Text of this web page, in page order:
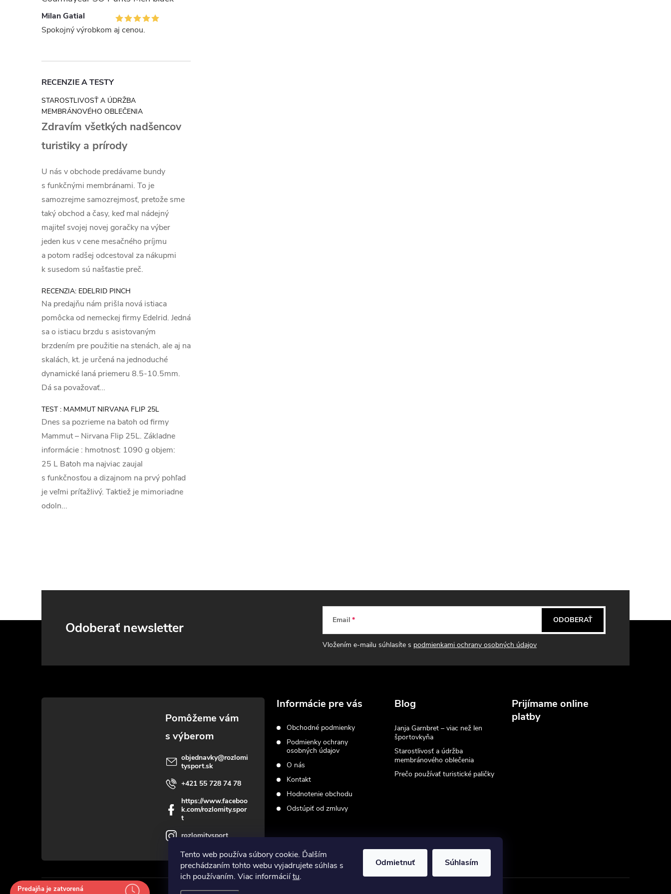
Tento web používa súbory cookie. Ďalším
prechádzaním tohto webu vyjadrujete súhlas s
ich používaním. Viac informáciítu.
Odmietnuť Súhlasím
Milan Gatial
Spokojný výrobkom aj cenou.
RECENZIE A TESTY
STAROSTLIVOSŤ A ÚDRŽBA
MEMBRÁNOVÉHO OBLEČENIA
Zdravím všetkých nadšencov
turistiky a prírody
U nás v obchode predávame bundy
s funkčnými membránami. To je
samozrejme samozrejmosť, pretože sme
taký obchod a časy, keď mal nádejný
majiteľ svojej novej goračky na výber
jeden kus v cene mesačného príjmu
a potom radšej odcestoval za nákupmi
k susedom sú našťastie preč.
RECENZIA: EDELRID PINCH
Na predajňu nám prišla nová istiaca
pomôcka od nemeckej firmy Edelrid. Jedná
sa o istiacu brzdu s asistovaným
brzdením pre použitie na stenách, ale aj na
skalách, kt. je určená na jednoduché
dynamické laná priemeru 8.5-10.5mm.
Dá sa považovať...
TEST : MAMMUT NIRVANA FLIP 25L
Dnes sa pozrieme na batoh od firmy
Mammut – Nirvana Flip 25L. Základne
informácie : hmotnosť: 1090 g objem:
25 L Batoh ma najviac zaujal
s funkčnosťou a dizajnom na prvý pohľad
je veľmi príťažlivý. Taktiež je mimoriadne
odoln...
Odoberať newsletter Email
Vložením e-mailu súhlasíte s podmienkami ochrany osobných údajov
ODOBERAŤ
objednavky@rozlomi
tysport.sk
+421 55 728 74 78
https://www.faceboo
k.com/rozlomity.spor
t
rozlomitysport
Informácie pre vás
Obchodné podmienky
Podmienky ochrany
osobných údajov
O nás
Kontakt
Hodnotenie obchodu
Odstúpiť od zmluvy
Blog
Janja Garnbret – viac než len
športovkyňa
Starostlivosť a údržba
membránového oblečenia
Prečo používať turistické paličky
Prijímame online
platby
Predajňa je zatvorená